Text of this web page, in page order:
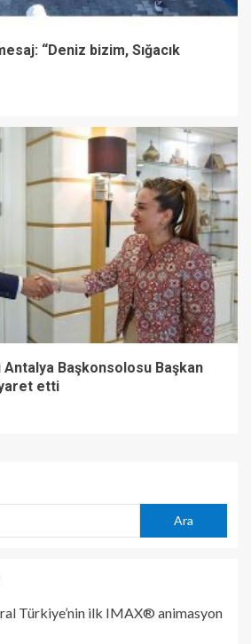
“Deniz bizim, Sığacık
Antalya Başkonsolosu Başkan
etti
Ara
Türkiye’nin ilk IMAX® animasyon